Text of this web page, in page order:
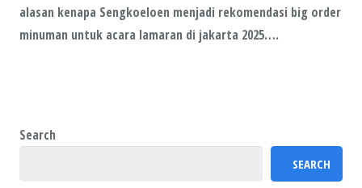
alasan kenapa Sengkoeloen menjadi rekomendasi big order
minuman untuk acara lamaran di jakarta 2025….
Search
SEARCH